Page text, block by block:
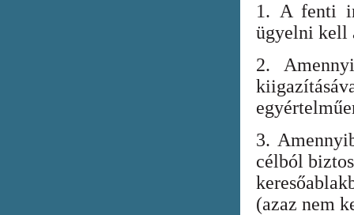
1. A fenti
ügyelni kell
2.
3.
célból
(azaz nem